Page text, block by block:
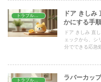
ドア きしみ
かにする手順
ドア きしみ 直
ェックから、シ
分でできる応急
ラバーカッ